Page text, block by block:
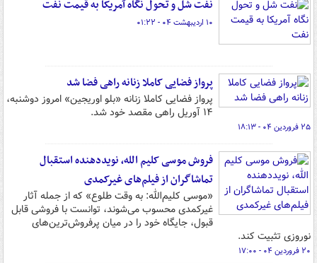
نفت شل و تحول نگاه آمریکا به قیمت نفت
۱۰ اردیبهشت ۰۴ - ۰۱:۲۲
پرواز فضایی کاملا زنانه راهی فضا شد
پرواز فضایی کاملا زنانه «بلو اوریجین» امروز دوشنبه،
۱۴ آوریل راهی مقصد خود شد.
۲۵ فروردین ۰۴ - ۱۸:۱۳
فروش موسی کلیم الله، نویددهنده استقبال
تماشاگران از فیلم‌های غیرکمدی
«موسی کلیم‌الله: به وقت طلوع» که از جمله آثار
غیرکمدی محسوب می‌شوند، توانست با فروشی قابل
قبول، جایگاه خود را در میان پرفروش‌ترین‌های
نوروزی تثبیت کند.
۲۰ فروردین ۰۴ - ۱۷:۰۰